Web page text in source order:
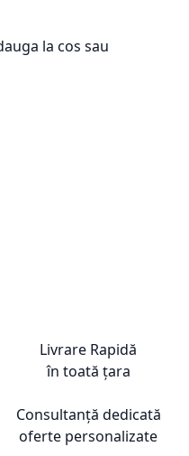
la cos sau
Livrare Rapidă
în toată țara
Consultanță dedicată
oferte personalizate